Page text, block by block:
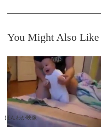
You Might Also Like
ほんわか映像